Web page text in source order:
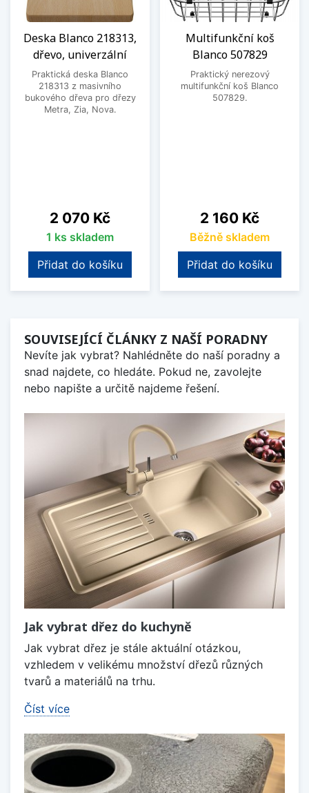
Deska Blanco 218313,
dřevo, univerzální
Praktická deska Blanco
218313 z masivního
bukového dřeva pro dřezy
Metra, Zia, Nova.
Cena
2 070 Kč
1 ks skladem
Přidat do košíku
Multifunkční koš
Blanco 507829
Praktický nerezový
multifunkční koš Blanco
507829.
Cena
2 160 Kč
Běžně skladem
Přidat do košíku
SOUVISEJÍCÍ ČLÁNKY Z NAŠÍ PORADNY
Nevíte jak vybrat? Nahlédněte do naší poradny a
snad najdete, co hledáte. Pokud ne, zavolejte
nebo napište a určitě najdeme řešení.
Jak vybrat dřez do kuchyně
Jak vybrat dřez je stále aktuální otázkou,
vzhledem v velikému množství dřezů různých
tvarů a materiálů na trhu.
Číst více